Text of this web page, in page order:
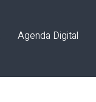
Agenda Digital